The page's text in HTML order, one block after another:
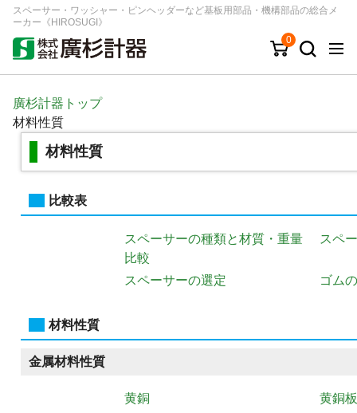
スペーサー・ワッシャー・ピンヘッダーなど基板用部品・機構部品の総合メ
ーカー《HIROSUGI》
0
商品カテゴリから探す
ジャンルから探す
注文・見積りについて
お問い合わせ窓口
廣杉計器トップ
材料性質
材料性質
比較表
スペーサーの種類と材質・重量
比較
スペ
スペーサーの選定 ゴム
材料性質
金属材料性質
黄銅
黄銅板